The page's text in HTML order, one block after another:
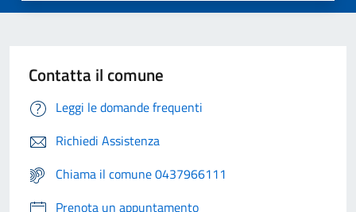
Contatta il comune
Leggi le domande frequenti
Richiedi Assistenza
Chiama il comune 0437966111
Prenota un appuntamento